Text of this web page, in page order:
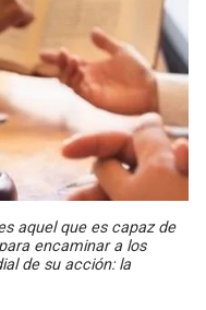
aquel que es capaz de
encaminar a los
de su acción: la